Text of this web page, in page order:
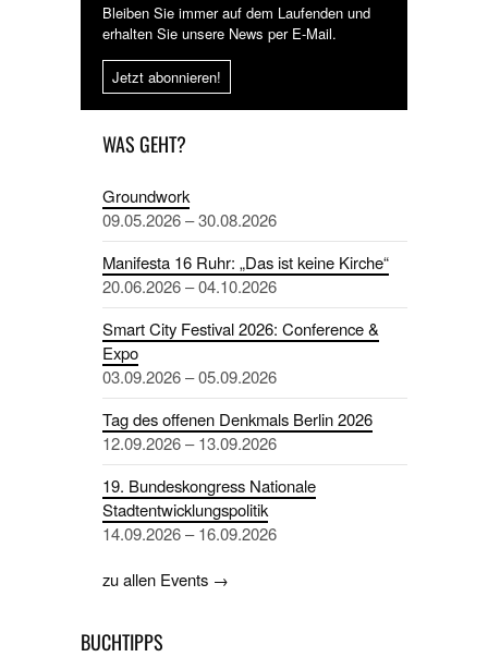
Bleiben Sie immer auf dem Laufenden und
erhalten Sie unsere News per E-Mail.
Jetzt abonnieren!
WAS GEHT?
Groundwork
09.05.2026 – 30.08.2026
Manifesta 16 Ruhr: „Das ist keine Kirche“
20.06.2026 – 04.10.2026
Smart City Festival 2026: Conference &
Expo
03.09.2026 – 05.09.2026
Tag des offenen Denkmals Berlin 2026
12.09.2026 – 13.09.2026
19. Bundeskongress Nationale
Stadtentwicklungspolitik
14.09.2026 – 16.09.2026
zu allen Events →
BUCHTIPPS